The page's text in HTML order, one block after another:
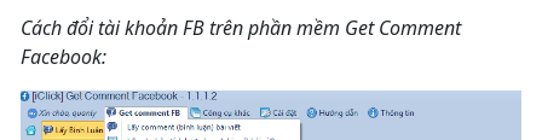
Cách đổi tài khoản FB trên phần mềm Get Comment
Facebook: